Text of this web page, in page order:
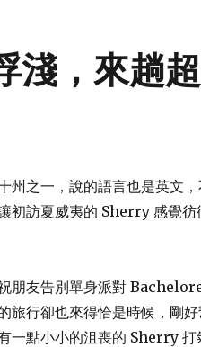
淺，來趟
州之一，說的語言也是英文
初訪夏威夷的 Sherry 感覺
朋友告別單身派對
旅行卻也來得恰是時候，剛
一點小小的沮喪的 Sherry